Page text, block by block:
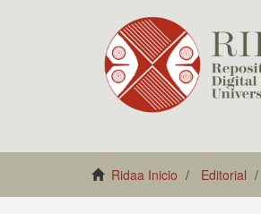
Ridaa Inicio Editorial